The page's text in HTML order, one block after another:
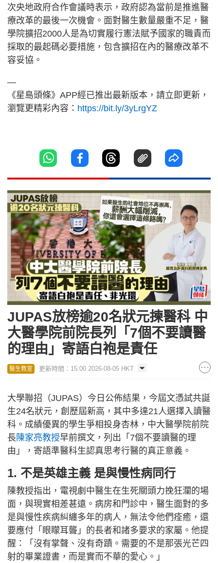
次央地政府合作會議時表示，政府認為當前是推進醫
療改革的最後一次機會。面對醫生數量嚴重不足，醫
學院擴招2000人是為切實履行憲法賦予國家的職責而
採取的最起碼必要措施，包含擴招在內的醫療改革不
容妥協。
—
《星島頭條》APP經已推出最新版本，請立即更新，
瀏覽更精彩內容： https://bit.ly/3yLrgYZ
JUPAS放榜逾20名狀元揀醫科 中
大醫學院前院長列「7個不要讀醫
的理由」寄語白袍是責任
醫生教室 更新時間：15:00 2026-08-05 HKT
大學聯招（JUPAS）今日公佈結果，今屆文憑試共誕
生24名狀元，創歷屆新高，其中多達21人選擇入讀醫
科。成績優異的學生爭相投身杏林，中大醫學院前院
長 陳家亮教授早前撰文，列出「7個不要讀醫的理
由」，寄語準醫科生認真思考行醫的真正意義。
1. 不是英雄主義 是與慢性病同行
陳教授指出，電視劇中醫生在生死關頭力挽狂瀾的場
面，與現實相差甚遠。病房和門診中，醫生面對的多
是與慢性疾病糾纏多年的病人，無法令他們痊癒，還
要應付「眼矇耳聾」的長者和諸多要求的家屬。他提
醒：「沒有掌聲、沒有奇蹟。需要的不是那張光芒四
射的畢業證書，而是實而不華的愛心。」